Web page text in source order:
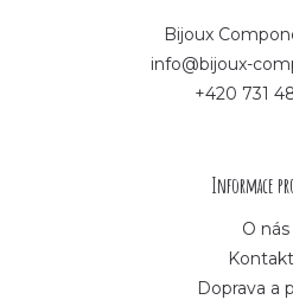
Bijoux
info@bijoux-
+420 731
Informace
O nás
Doprava a